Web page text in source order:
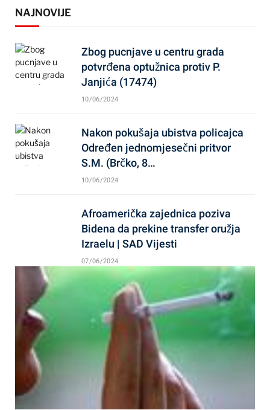
NAJNOVIJE
Zbog pucnjave u centru grada
potvrđena optužnica protiv P.
Janjića (17474)
10/06/2024
Nakon pokušaja ubistva policajca
Određen jednomjesečni pritvor
S.M. (Brčko, 8…
10/06/2024
Afroamerička zajednica poziva
Bidena da prekine transfer oružja
Izraelu | SAD Vijesti
07/06/2024